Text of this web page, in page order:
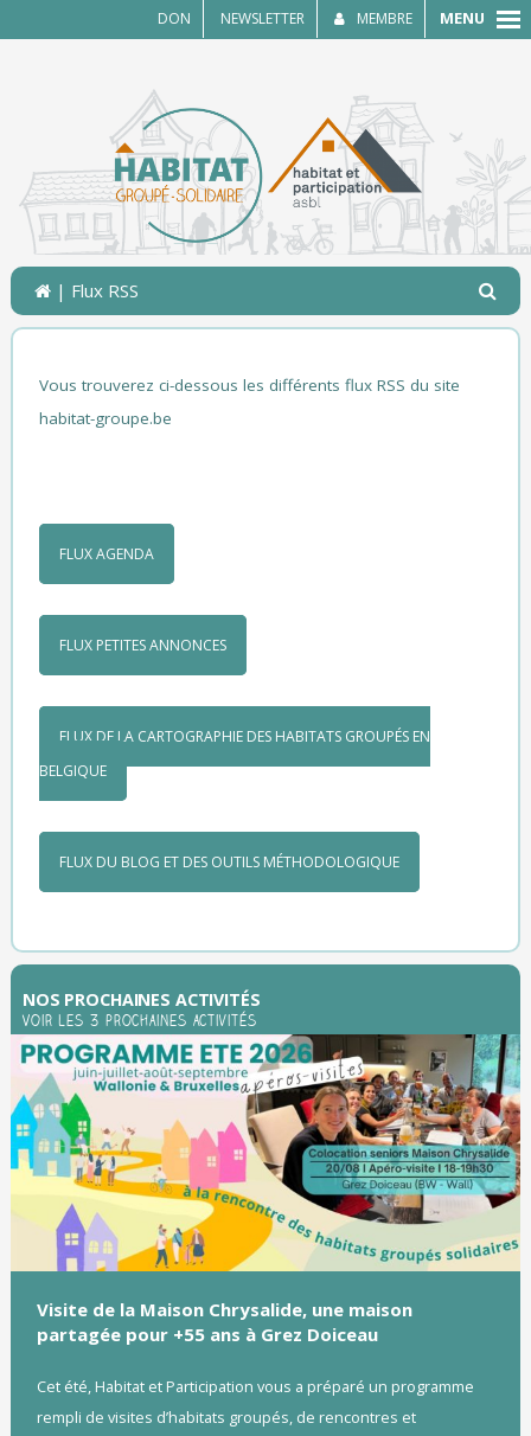
DON NEWSLETTER MEMBRE MENU
| Flux RSS
Vous trouverez ci-dessous les différents flux RSS du site
habitat-groupe.be
FLUX AGENDA
FLUX PETITES ANNONCES
FLUX DE LA CARTOGRAPHIE DES HABITATS GROUPÉS EN
BELGIQUE
FLUX DU BLOG ET DES OUTILS MÉTHODOLOGIQUE
NOS PROCHAINES ACTIVITÉS
Voir les 3 prochaines activités
Visite de la Maison Chrysalide, une maison
partagée pour +55 ans à Grez Doiceau
Cet été, Habitat et Participation vous a préparé un programme
rempli de visites d’habitats groupés, de rencontres et